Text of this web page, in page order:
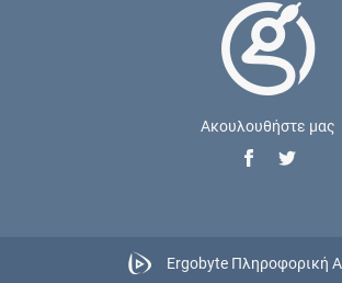
Ακουλουθήστε μας
Ergobyte Πληροφορική